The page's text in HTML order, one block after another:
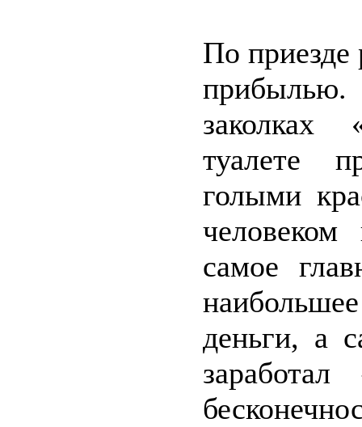
По приезде
прибылью.
заколках
туалете
голыми
самое
деньги, а